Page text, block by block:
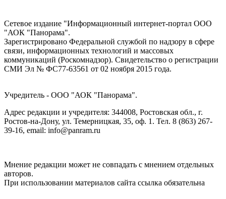
Сетевое издание "Информационный интернет-портал ООО
"АОК "Панорама".
Зарегистрировано Федеральной службой по надзору в сфере
связи, информационных технологий и массовых
коммуникаций (Роскомнадзор). Cвидетельство о регистрации
СМИ Эл № ФС77-63561 от 02 ноября 2015 года.
Учредитель - ООО "АОК "Панорама".
Адрес редакции и учредителя: 344008, Ростовская обл., г.
Ростов-на-Дону, ул. Темерницкая, 35, оф. 1. Тел. 8 (863) 267-
39-16, email: info@panram.ru
Мнение редакции может не совпадать с мнением отдельных
авторов.
При использовании материалов сайта ссылка обязательна